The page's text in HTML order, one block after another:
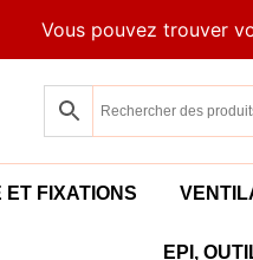
Vous pouvez trouver
FIXATIONS
EPI,